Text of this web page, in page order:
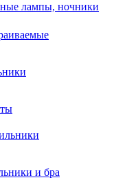
лампы, ночники
и бра